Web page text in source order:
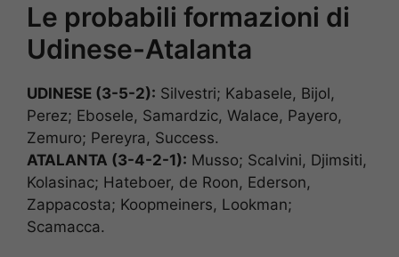
Le probabili formazioni di
Udinese-Atalanta
UDINESE (3-5-2): Silvestri; Kabasele, Bijol,
Perez; Ebosele, Samardzic, Walace, Payero,
Zemuro; Pereyra, Success.
ATALANTA (3-4-2-1): Musso; Scalvini, Djimsiti,
Kolasinac; Hateboer, de Roon, Ederson,
Zappacosta; Koopmeiners, Lookman;
Scamacca.